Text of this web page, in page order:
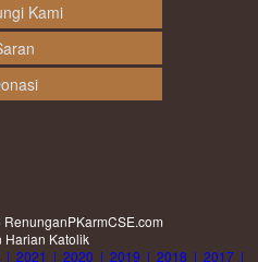
Kami
RenunganPKarmCSE.com
Harian Katolik
| 2021 | 2020 | 2019 | 2018 | 2017 |